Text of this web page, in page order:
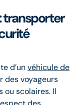
transporter
d’unvéhicule de
des voyageurs
ou scolaires. Il